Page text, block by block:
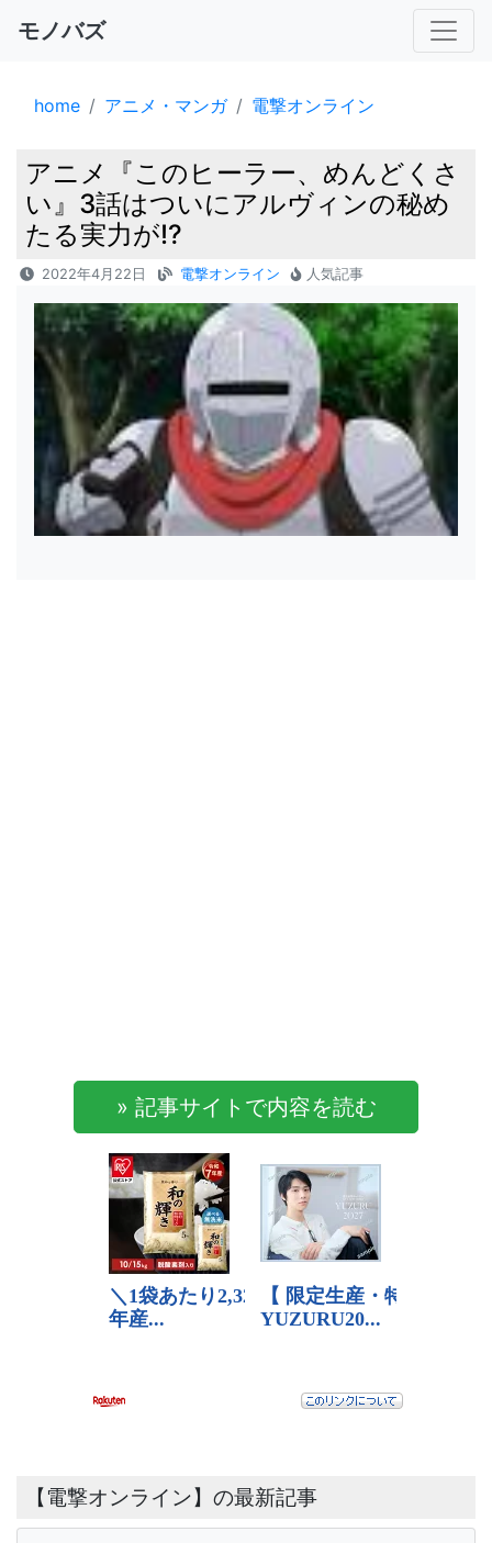
モノバズ
home アニメ・マンガ 電撃オンライン
アニメ『このヒーラー、めんどくさ
い』3話はついにアルヴィンの秘め
たる実力が!?
2022年4月22日 電撃オンライン 人気記事
» 記事サイトで内容を読む
【電撃オンライン】の最新記事